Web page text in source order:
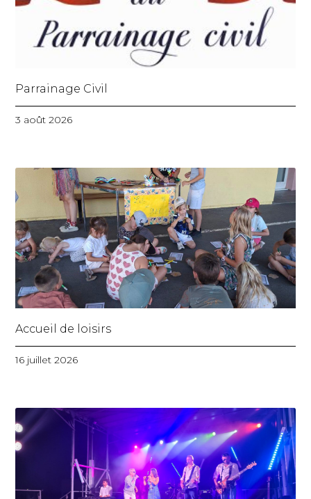
Parrainage Civil
3 août 2026
Accueil de loisirs
16 juillet 2026